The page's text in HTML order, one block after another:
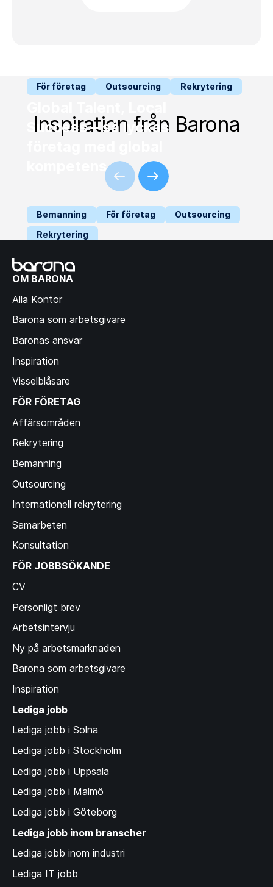
För företag Outsourcing Rekrytering
Success – så lyckas
kompetens
Inspiration från Barona
Bemanning För företag
Outsourcing
Rekrytering
hållbarhet din
leverantörskedja
OM BARONA
Alla Kontor
Barona som arbetsgivare
Baronas ansvar
Inspiration
Visselblåsare
FÖR FÖRETAG
Affärsområden
Rekrytering
Bemanning
Outsourcing
Internationell rekrytering
Samarbeten
Konsultation
FÖR JOBBSÖKANDE
CV
Personligt brev
Arbetsintervju
Ny på arbetsmarknaden
Barona som arbetsgivare
Inspiration
Lediga jobb
Lediga jobb i Solna
Lediga jobb i Stockholm
Lediga jobb i Uppsala
Lediga jobb i Malmö
Lediga jobb i Göteborg
Lediga jobb inom branscher
Lediga jobb inom industri
Lediga IT jobb